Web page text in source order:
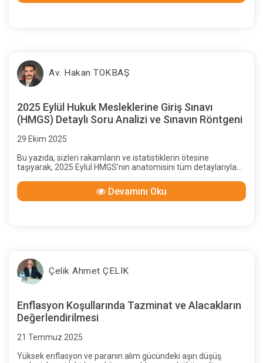
Av. Hakan TOKBAŞ
2025 Eylül Hukuk Mesleklerine Giriş Sınavı
(HMGS) Detaylı Soru Analizi ve Sınavın Röntgeni
29 Ekim 2025
Bu yazıda, sizleri rakamların ve istatistiklerin ötesine
taşıyarak, 2025 Eylül HMGS’nin anatomisini tüm detaylarıyla
sonraki sınavda sizi başarıya götürecek stratejik yol haritasını
sunacağız.
Devamını Oku
Çelik Ahmet ÇELIK
Enflasyon Koşullarında Tazminat ve Alacakların
Değerlendirilmesi
21 Temmuz 2025
Yüksek enflasyon ve paranın alım gücündeki aşırı düşüş